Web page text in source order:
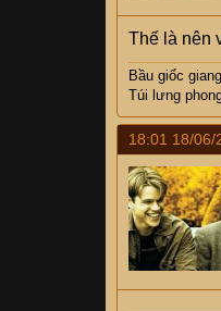
Thế là nên
Bầu giốc
Túi lưng
18:01 18/06/